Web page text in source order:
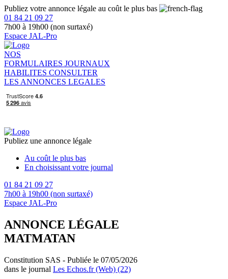
Publiez votre annonce légale au coût le plus bas
01 84 21 09 27
7h00 à 19h00 (non surtaxé)
Espace JAL-Pro
NOS
FORMULAIRES JOURNAUX
HABILITES CONSULTER
LES ANNONCES LEGALES
Publiez une annonce légale
Au coût le plus bas
En choisissant votre journal
01 84 21 09 27
7h00 à 19h00 (non surtaxé)
Espace JAL-Pro
ANNONCE LÉGALE
MATMATAN
Constitution SAS - Publiée le 07/05/2026
dans le journal Les Echos.fr (Web) (22)